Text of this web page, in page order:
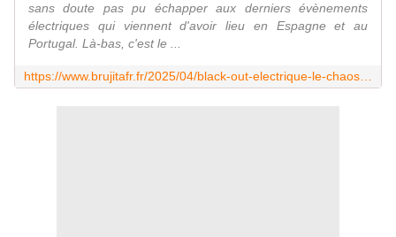
sans doute pas pu échapper aux derniers évènements
électriques qui viennent d'avoir lieu en Espagne et au
Portugal. Là-bas, c'est le ...